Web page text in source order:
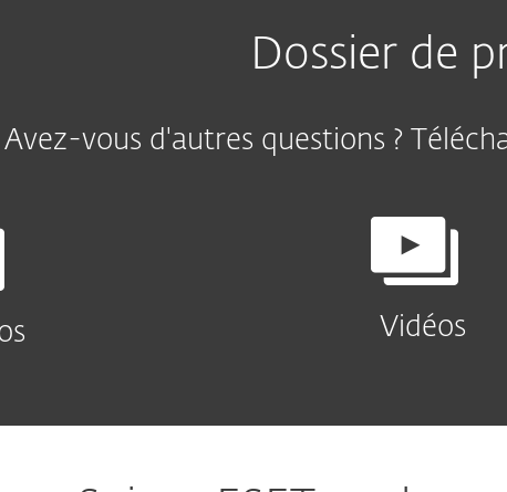
Dossier de
Avez-vous d'autres questions ?
Vidéos